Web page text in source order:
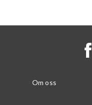
Om oss